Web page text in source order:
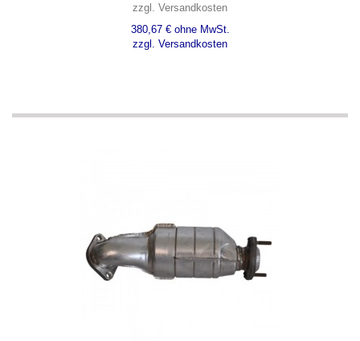
zzgl. Versandkosten
380,67 € ohne MwSt.
zzgl. Versandkosten